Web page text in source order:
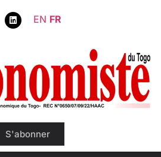
EN FR
S'abonner